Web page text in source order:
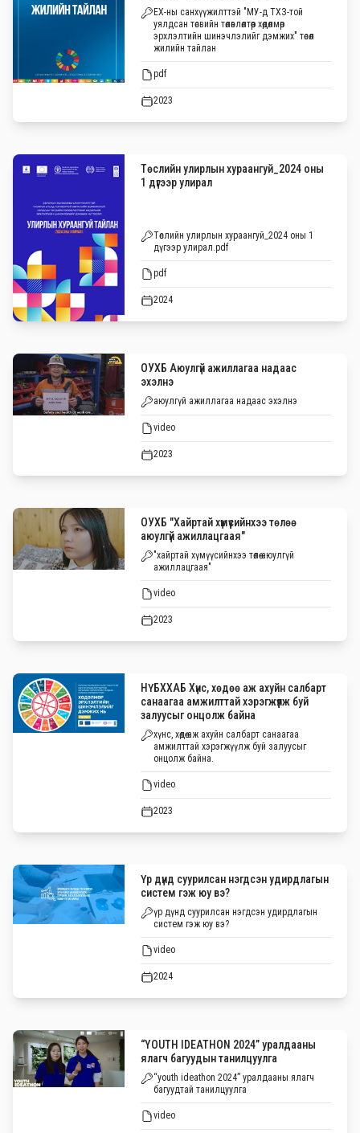
ЕХ-ны санхүүжилттэй "МУ-д ТХЗ-той
уялдсан төсвийн төлөвлөлтөөр хөдөлмөр
эрхлэлтийн шинэчлэлийг дэмжих" төсөл
жилийн тайлан
pdf
2023
Төслийн улирлын хураангуй_2024 оны
1 дүгээр улирал
Төслийн улирлын хураангуй_2024 оны 1
дүгээр улирал.pdf
pdf
2024
ОУХБ Аюулгүй ажиллагаа надаас
эхэлнэ
аюулгүй ажиллагаа надаас эхэлнэ
video
2023
ОУХБ "Хайртай хүмүүсийнхээ төлөө
аюулгүй ажиллацгаая"
"хайртай хүмүүсийнхээ төлөө аюулгүй
ажиллацгаая"
video
2023
НҮБХХАБ Хүнс, хөдөө аж ахуйн салбарт
санаагаа амжилттай хэрэгжүүлж буй
залуусыг онцолж байна
хүнс, хөдөө аж ахуйн салбарт санаагаа
амжилттай хэрэгжүүлж буй залуусыг
онцолж байна.
video
2023
Үр дүнд суурилсан нэгдсэн удирдлагын
систем гэж юу вэ?
үр дүнд суурилсан нэгдсэн удирдлагын
систем гэж юу вэ?
video
2024
“YOUTH IDEATHON 2024” уралдааны
ялагч багуудын танилцуулга
“youth ideathon 2024” уралдааны ялагч
багуудтай танилцуулга
video